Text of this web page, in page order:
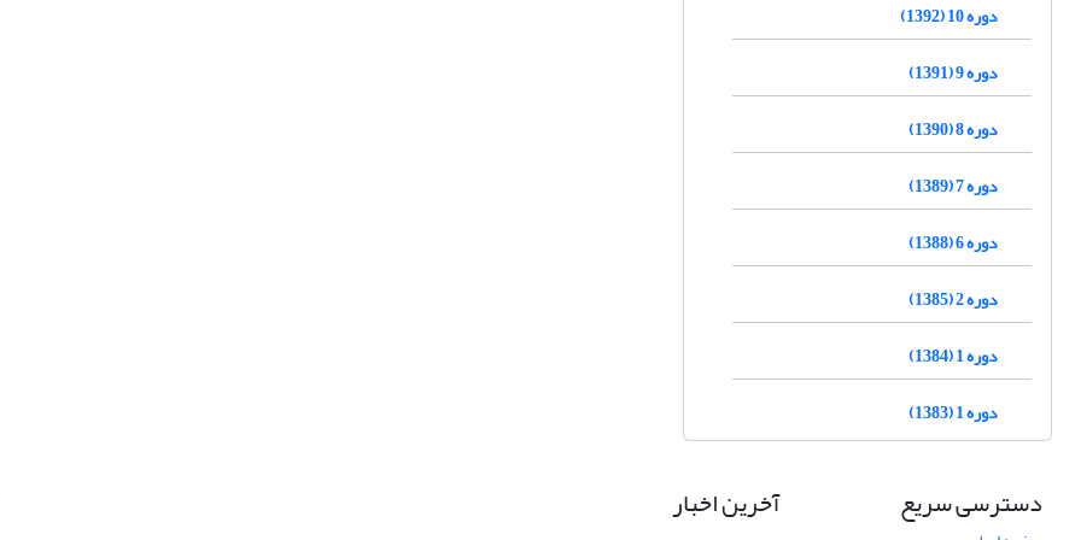
دوره 10 (1392)
دوره 9 (1391)
دوره 8 (1390)
دوره 7 (1389)
دوره 6 (1388)
دوره 2 (1385)
دوره 1 (1384)
دوره 1 (1383)
دسترسی سریع آخرین اخبار